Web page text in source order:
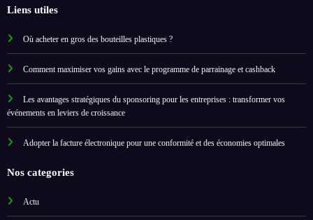
Liens utiles
Où acheter en gros des bouteilles plastiques ?
Comment maximiser vos gains avec le programme de parrainage et cashback
Les avantages stratégiques du sponsoring pour les entreprises : transformer vos
événements en leviers de croissance
Adopter la facture électronique pour une conformité et des économies optimales
Nos categories
Actu